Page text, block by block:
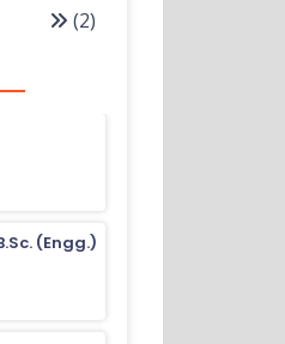
(2)
(Engg.)